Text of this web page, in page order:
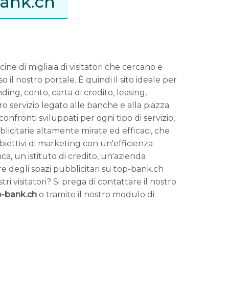
di migliaia di visitatori che cercano e
il nostro portale. È quindi il sito ideale per
conto, carta di credito, leasing,
servizio legato alle banche e alla piazza
sviluppati per ogni tipo di servizio,
altamente mirate ed efficaci, che
di marketing con un'efficienza
un istituto di credito, un'azienda
degli spazi pubblicitari su top-bank.ch
visitatori? Si prega di contattare il nostro
bank.cho tramite il nostro modulo di